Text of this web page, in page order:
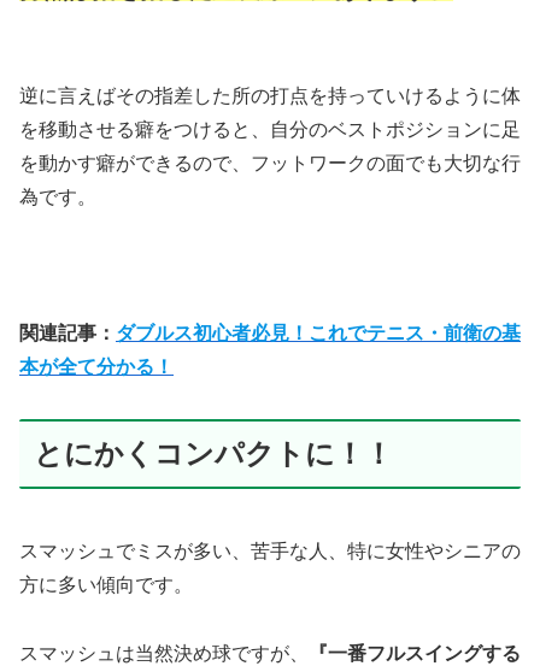
逆に言えばその指差した所の打点を持っていけるように体
を移動させる癖をつけると、自分のベストポジションに足
を動かす癖ができるので、フットワークの面でも大切な行
為です。
関連記事： ダブルス初心者必見！これでテニス・前衛の基
本が全て分かる！
とにかくコンパクトに！！
スマッシュでミスが多い、苦手な人、特に女性やシニアの
方に多い傾向です。
スマッシュは当然決め球ですが、
『一番フルスイングする